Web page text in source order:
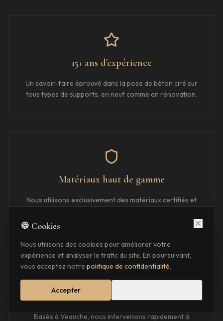
15+ ans d'expérience
Un savoir-faire éprouvé dans la pose de béton ciré sur
tous types de supports, en neuf comme en rénovation.
Matériaux haut de gamme
Nous utilisons exclusivement des matériaux certifiés et
Proximité
Basés à Veauche, nous intervenons rapidement à
🍪 Cookies
Nous utilisons des cookies pour améliorer votre
expérience et analyser le trafic du site. En poursuivant,
vous acceptez notre politique de confidentialité.
Accepter